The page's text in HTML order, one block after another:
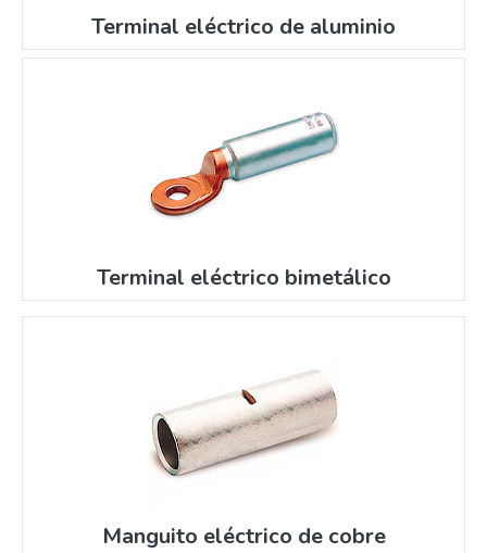
Terminal eléctrico de aluminio
Terminal eléctrico bimetálico
Manguito eléctrico de cobre